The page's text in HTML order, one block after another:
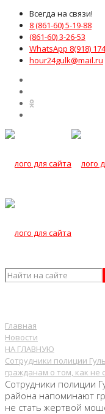
Всегда на связи!
8 (861-60) 5-19-88
(861-60) 3-26-53
WhatsApp 8(918)
hour24gulk@mail.ru
Главная
Новости
НА ГЛАВНУЮ
Сотрудники полиции
гражданам о том, как
Сотрудники полиции
района напоминают
не стать жертвой